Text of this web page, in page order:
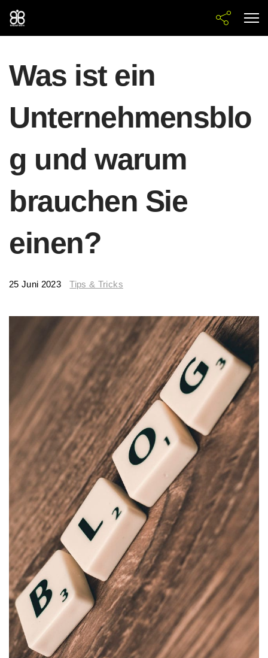
Was ist ein
Unternehmensblo
g und warum
brauchen Sie
einen?
25 Juni 2023 Tips & Tricks